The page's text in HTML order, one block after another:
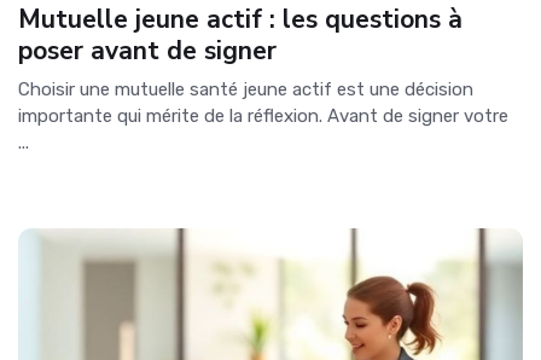
Mutuelle jeune actif : les questions à
poser avant de signer
Choisir une mutuelle santé jeune actif est une décision
importante qui mérite de la réflexion. Avant de signer votre
...